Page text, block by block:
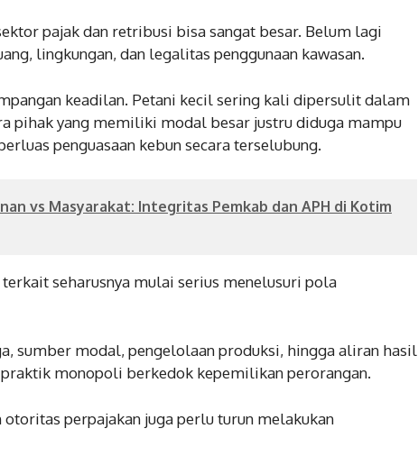
pajak dan retribusi bisa sangat besar. Belum lagi
lingkungan, dan legalitas penggunaan kawasan.
keadilan. Petani kecil sering kali dipersulit dalam
pihak yang memiliki modal besar justru diduga mampu
penguasaan kebun secara terselubung.
vs Masyarakat: Integritas Pemkab dan APH di Kotim
seharusnya mulai serius menelusuri pola
sumber modal, pengelolaan produksi, hingga aliran hasil
monopoli berkedok kepemilikan perorangan.
perpajakan juga perlu turun melakukan